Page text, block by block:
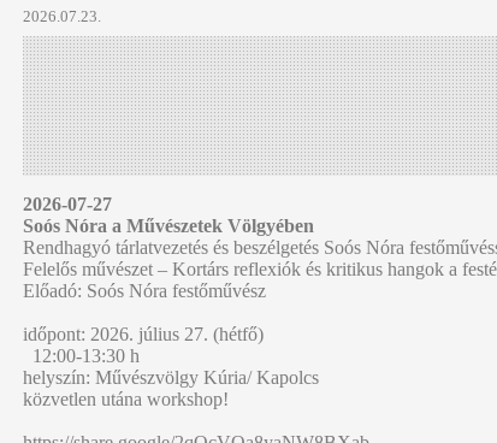
2026.07.23.
2026-07-27
Soós Nóra a Művészetek Völgyében
Rendhagyó tárlatvezetés és beszélgetés Soós Nóra
Felelős művészet – Kortárs reflexiók és kritikus hangok a
Előadó: Soós Nóra festőművész
időpont: 2026. július 27. (hétfő)
12:00-13:30 h
helyszín: Művészvölgy Kúria/ Kapolcs
közvetlen utána workshop!